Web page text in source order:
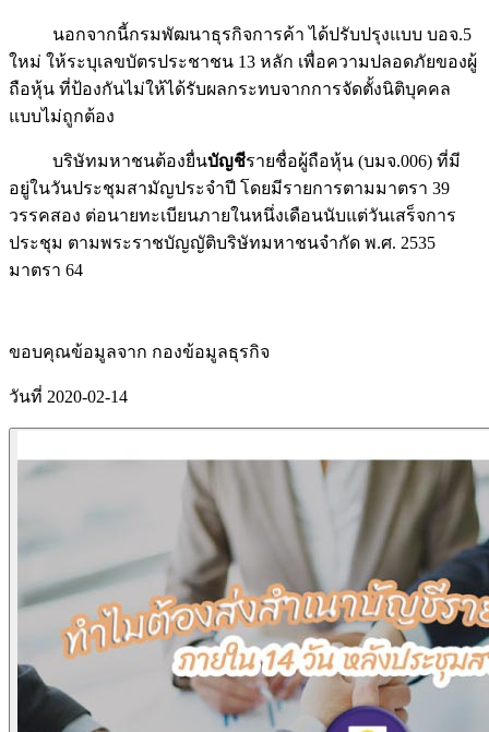
นอกจากนี้กรมพัฒนาธุรกิจการค้า ได้ปรับปรุงแบบ บอจ.5
ใหม่ ให้ระบุเลขบัตรประชาชน 13 หลัก เพื่อความปลอดภัยของผู้
ถือหุ้น ที่ป้องกันไม่ให้ได้รับผลกระทบจากการจัดตั้งนิติบุคคล
แบบไม่ถูกต้อง
บริษัทมหาชนต้องยื่นบัญชีรายชื่อผู้ถือหุ้น (บมจ.006) ที่มี
อยู่ในวันประชุมสามัญประจำปี โดยมีรายการตามมาตรา 39
วรรคสอง ต่อนายทะเบียนภายในหนึ่งเดือนนับแต่วันเสร็จการ
ประชุม ตามพระราชบัญญัติบริษัทมหาชนจำกัด พ.ศ. 2535
มาตรา 64
ขอบคุณข้อมูลจาก กองข้อมูลธุรกิจ
วันที่ 2020-02-14